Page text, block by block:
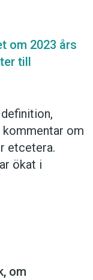
om 2023 års
till
kommentar om
etcetera.
ökat i
om